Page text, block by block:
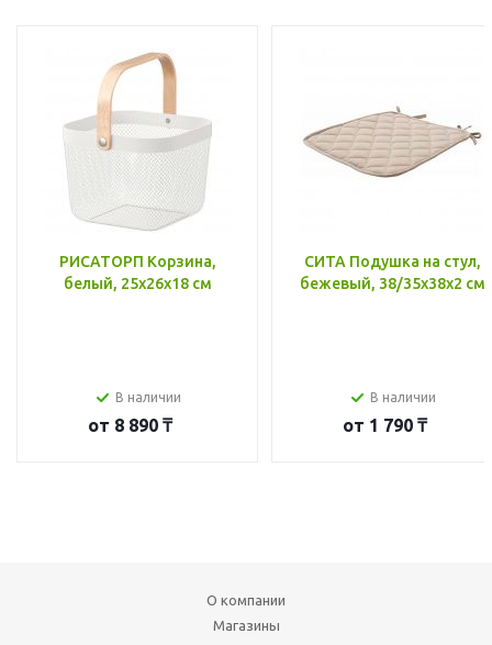
РИСАТОРП Корзина,
белый, 25x26x18 см
В наличии
от 8 890 ₸
СИТА Подушка на стул,
бежевый, 38/35x38x2 см
В наличии
от 1 790 ₸
О компании
Магазины